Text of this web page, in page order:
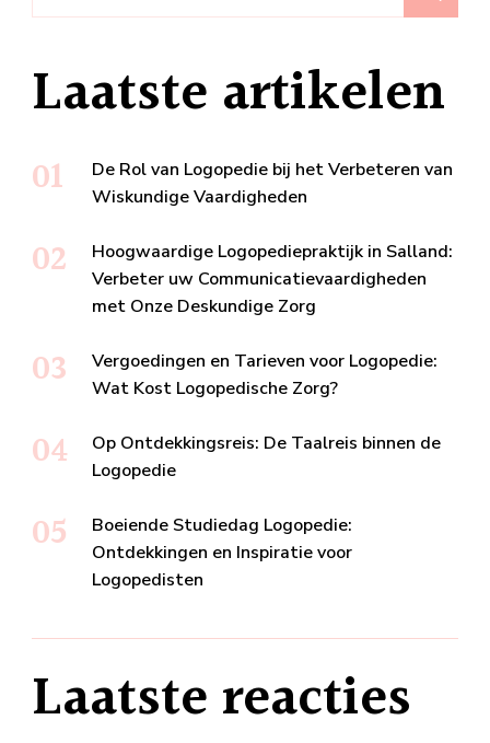
Laatste artikelen
De Rol van Logopedie bij het Verbeteren van
Wiskundige Vaardigheden
Hoogwaardige Logopediepraktijk in Salland:
Verbeter uw Communicatievaardigheden
met Onze Deskundige Zorg
Vergoedingen en Tarieven voor Logopedie:
Wat Kost Logopedische Zorg?
Op Ontdekkingsreis: De Taalreis binnen de
Logopedie
Boeiende Studiedag Logopedie:
Ontdekkingen en Inspiratie voor
Logopedisten
Laatste reacties